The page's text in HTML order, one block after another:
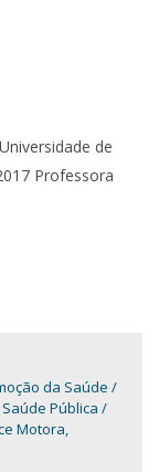
de
Professora
da Saúde
Pública
Motora,